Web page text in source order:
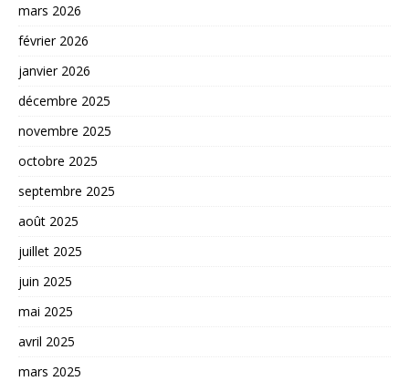
mars 2026
février 2026
janvier 2026
décembre 2025
novembre 2025
octobre 2025
septembre 2025
août 2025
juillet 2025
juin 2025
mai 2025
avril 2025
mars 2025